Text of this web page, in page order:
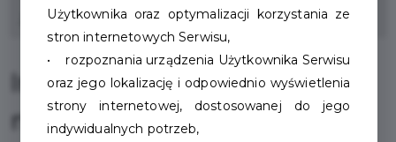
Zapraszamy do odwiedzin!
Informacje dla osób z
niepełnosprawnościami
Użytkownika oraz optymalizacji korzystania ze
stron internetowych Serwisu,
• rozpoznania urządzenia Użytkownika Serwisu
oraz jego lokalizację i odpowiednio wyświetlenia
strony internetowej, dostosowanej do jego
indywidualnych potrzeb,